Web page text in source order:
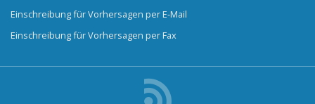
Einschreibung für Vorhersagen per E-Mail
Einschreibung für Vorhersagen per Fax